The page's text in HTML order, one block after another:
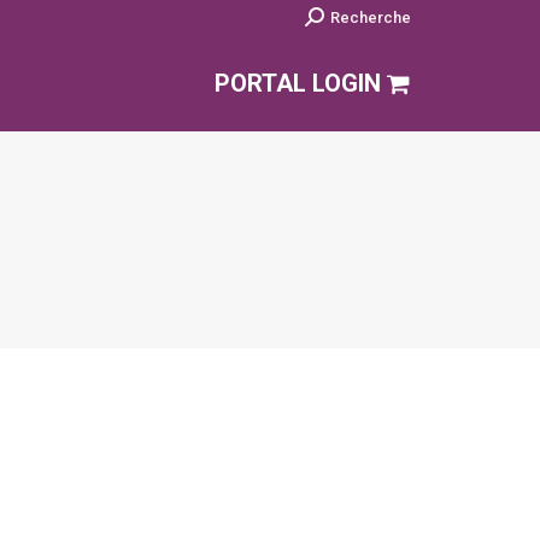
Search:Recherche
PORTAL LOGIN